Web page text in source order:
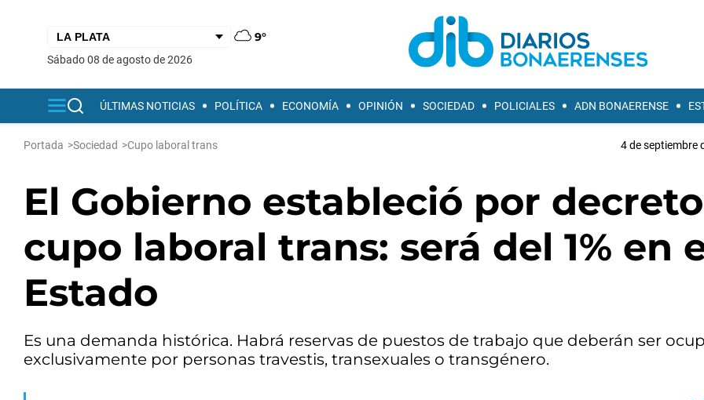
9°
sábado 08 de agosto de 2026
ÚLTIMAS NOTICIAS POLÍTICA ECONOMÍA OPINIÓN SOCIEDAD POLICIALES ADN BONAERENSE
Portada >Sociedad >Cupo laboral trans 4 de septiembre
El Gobierno estableció por
cupo laboral trans: será del 1% en
Estado
Es una demanda histórica. Habrá reservas de puestos de trabajo que deberán ser
exclusivamente por personas travestis, transexuales o transgénero.